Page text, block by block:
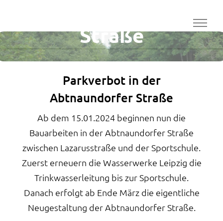
Straße
Parkverbot in der
Abtnaundorfer Straße
Ab dem 15.01.2024 beginnen nun die
Bauarbeiten in der Abtnaundorfer Straße
zwischen Lazarusstraße und der Sportschule.
Zuerst erneuern die Wasserwerke Leipzig die
Trinkwasserleitung bis zur Sportschule.
Danach erfolgt ab Ende März die eigentliche
Neugestaltung der Abtnaundorfer Straße.